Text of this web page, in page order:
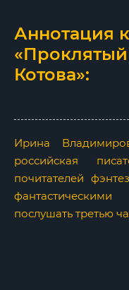
Аннотация
Котова»:
Ирина
российская
почитателей
послушать третью